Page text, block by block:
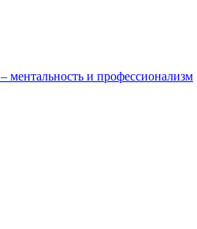
ментальность и профессионализм